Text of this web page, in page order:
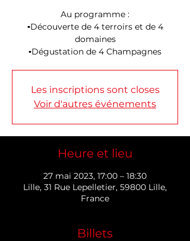
Au programme :
▪️Découverte de 4 terroirs et de 4
domaines
▪️Dégustation de 4 Champagnes
Les inscriptions sont closes
Voir d'autres événements
Heure et lieu
27 mai 2023, 17:00 – 18:30
Lille, 31 Rue Lepelletier, 59800 Lille,
France
Billets